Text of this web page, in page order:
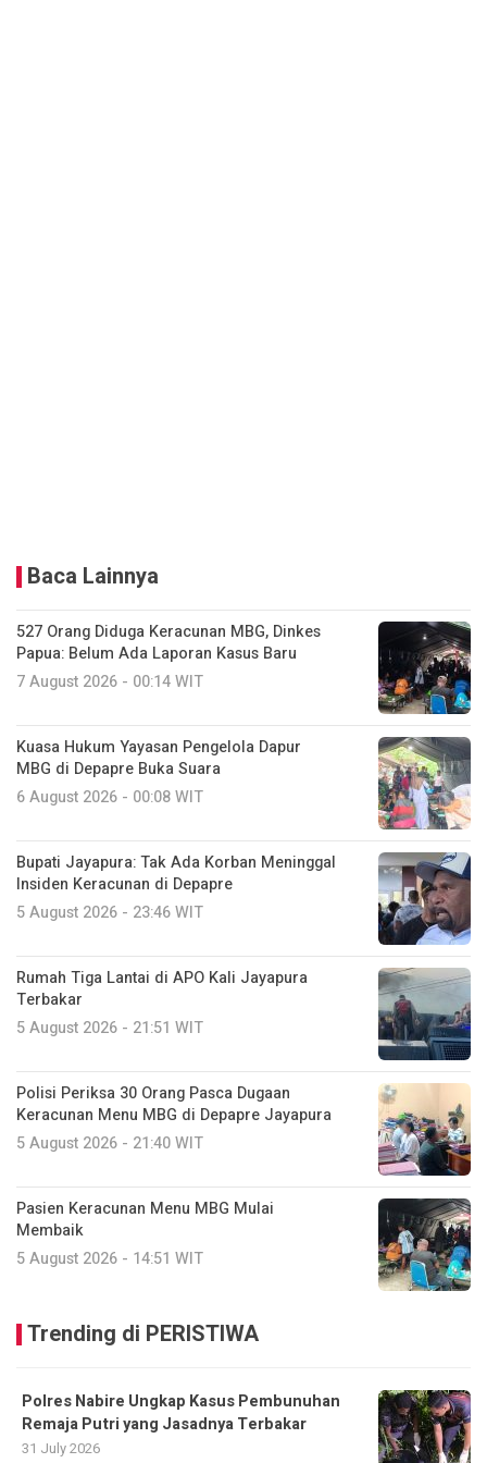
Baca Lainnya
527 Orang Diduga Keracunan MBG, Dinkes
Papua: Belum Ada Laporan Kasus Baru
7 August 2026 - 00:14 WIT
Kuasa Hukum Yayasan Pengelola Dapur
MBG di Depapre Buka Suara
6 August 2026 - 00:08 WIT
Bupati Jayapura: Tak Ada Korban Meninggal
Insiden Keracunan di Depapre
5 August 2026 - 23:46 WIT
Rumah Tiga Lantai di APO Kali Jayapura
Terbakar
5 August 2026 - 21:51 WIT
Polisi Periksa 30 Orang Pasca Dugaan
Keracunan Menu MBG di Depapre Jayapura
5 August 2026 - 21:40 WIT
Pasien Keracunan Menu MBG Mulai
Membaik
5 August 2026 - 14:51 WIT
Trending di PERISTIWA
Polres Nabire Ungkap Kasus Pembunuhan
Remaja Putri yang Jasadnya Terbakar
31 July 2026